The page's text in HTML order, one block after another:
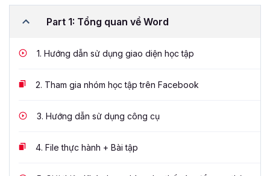
Part 1: Tổng quan về Word
1. Hướng dẫn sử dụng giao diện học tập
2. Tham gia nhóm học tập trên Facebook
3. Hướng dẫn sử dụng công cụ
4. File thực hành + Bài tập